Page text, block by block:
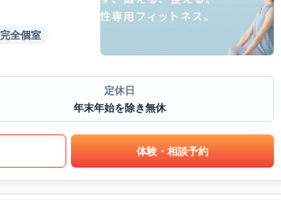
完全個室
定休日
年末年始を除き無休
体験・相談予約